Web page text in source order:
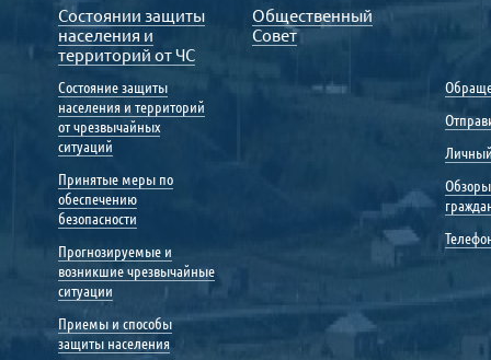
Состоянии защиты
населения и
территорий от ЧС
Состояние защиты
населения и территорий
от чрезвычайных
ситуаций
Принятые меры по
обеспечению
безопасности
Прогнозируемые и
возникшие чрезвычайные
ситуации
Приемы и способы
защиты населения
Общественный
Совет